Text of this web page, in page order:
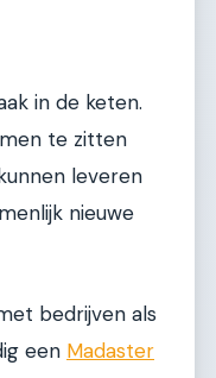
in de keten.
te zitten
leveren
nieuwe
bedrijven als
een Madaster